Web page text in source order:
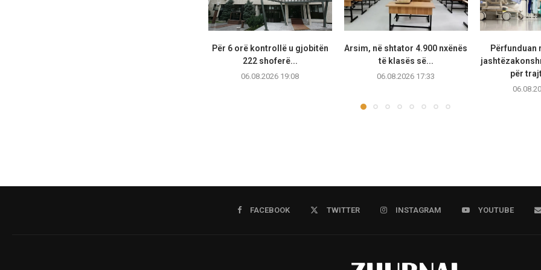
Për 6 orë kontrollë u gjobitën
222 shoferë...
06.08.2026 19:08
Arsim, në shtator 4.900 nxënës
të klasës së...
06.08.2026 17:33
Përfunduan
për
FACEBOOK TWITTER INSTAGRAM YOUTUBE